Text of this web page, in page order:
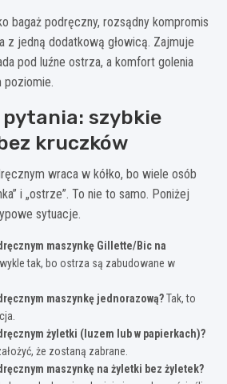
bagaż podręczny, rozsądny kompromis
z jedną dodatkową głowicą. Zajmuje
pod luźne ostrza, a komfort golenia
poziomie.
szybkie
kruczków
wraca w kółko, bo wiele osób
i „ostrze”. To nie to samo. Poniżej
sytuacje.
maszynkę Gillette/Bic na
tak, bo ostrza są zabudowane w
maszynkę jednorazową?Tak, to
żyletki (luzem lub w papierkach)?
że zostaną zabrane.
maszynkę na żyletki bez żyletek?